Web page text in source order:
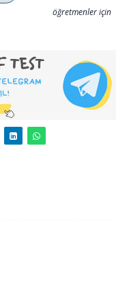
öğretmenler için